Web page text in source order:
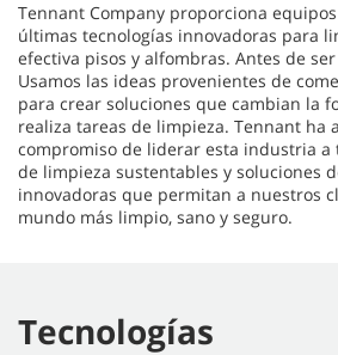
Tennant Company proporciona
últimas tecnologías innovadoras para
efectiva pisos y alfombras. Antes de
Usamos las ideas provenientes de
para crear soluciones que cambian la
realiza tareas de limpieza. Tennant ha
compromiso de liderar esta industria a
de limpieza sustentables y soluciones
innovadoras que permitan a nuestros
mundo más limpio, sano y seguro.
Tecnologías